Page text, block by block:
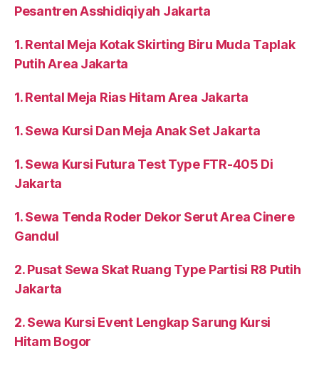
Pesantren Asshidiqiyah Jakarta
1. Rental Meja Kotak Skirting Biru Muda Taplak
Putih Area Jakarta
1. Rental Meja Rias Hitam Area Jakarta
1. Sewa Kursi Dan Meja Anak Set Jakarta
1. Sewa Kursi Futura Test Type FTR-405 Di
Jakarta
1. Sewa Tenda Roder Dekor Serut Area Cinere
Gandul
2. Pusat Sewa Skat Ruang Type Partisi R8 Putih
Jakarta
2. Sewa Kursi Event Lengkap Sarung Kursi
Hitam Bogor